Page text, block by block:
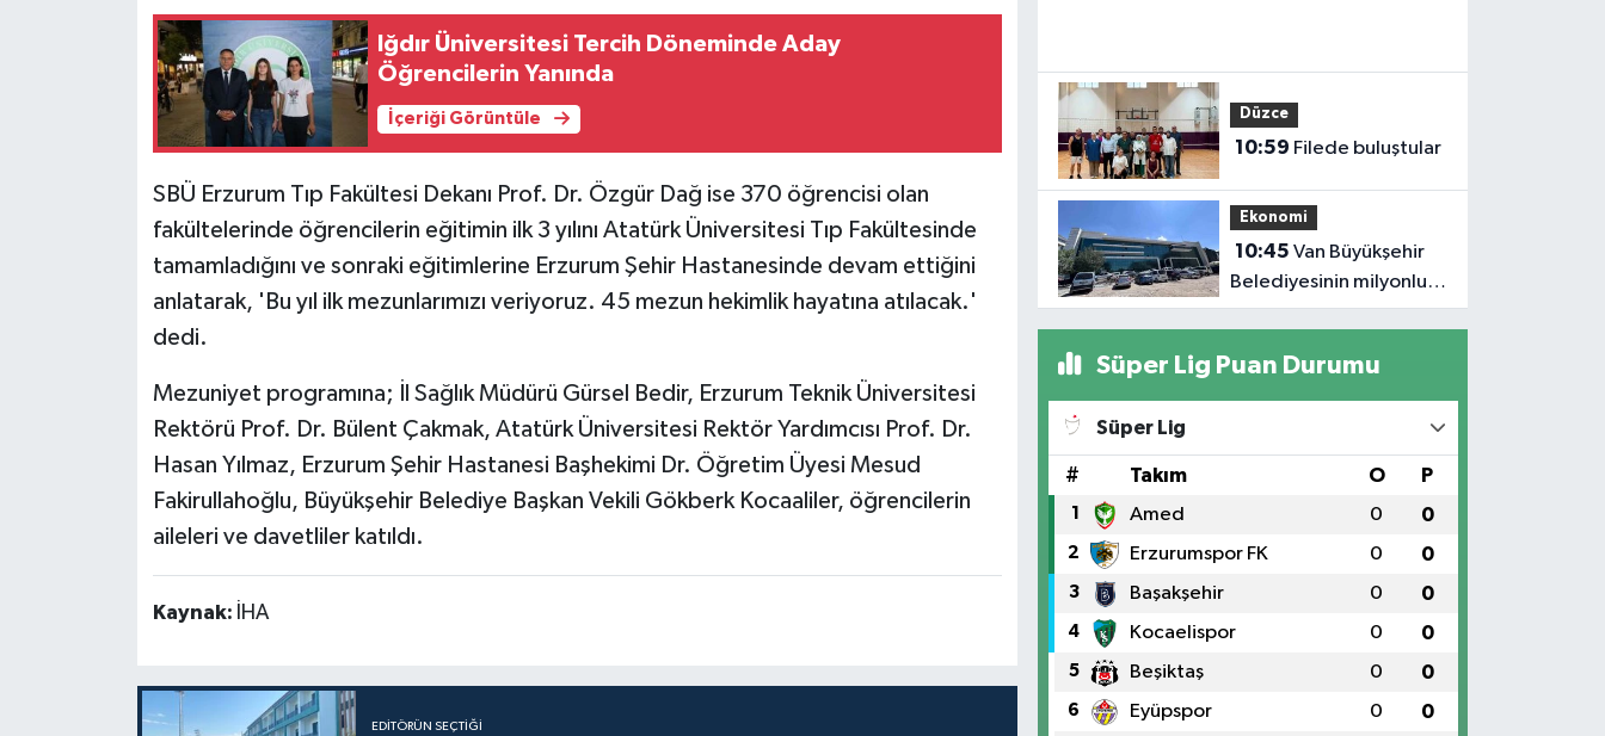
Iğdır Üniversitesi Tercih Döneminde Aday
Öğrencilerin Yanında
İçeriği Görüntüle
SBÜ Erzurum Tıp Fakültesi Dekanı Prof. Dr. Özgür Dağ ise 370 öğrencisi olan
fakültelerinde öğrencilerin eğitimin ilk 3 yılını Atatürk Üniversitesi Tıp Fakültesinde
tamamladığını ve sonraki eğitimlerine Erzurum Şehir Hastanesinde devam ettiğini
anlatarak, 'Bu yıl ilk mezunlarımızı veriyoruz. 45 mezun hekimlik hayatına atılacak.'
dedi.
Mezuniyet programına; İl Sağlık Müdürü Gürsel Bedir, Erzurum Teknik Üniversitesi
Rektörü Prof. Dr. Bülent Çakmak, Atatürk Üniversitesi Rektör Yardımcısı Prof. Dr.
Hasan Yılmaz, Erzurum Şehir Hastanesi Başhekimi Dr. Öğretim Üyesi Mesud
Fakirullahoğlu, Büyükşehir Belediye Başkan Vekili Gökberk Kocaaliler, öğrencilerin
aileleri ve davetliler katıldı.
Kaynak: İHA
EDITÖRÜN SEÇTIĞI
Düzce
10:59 Filede buluştular
Ekonomi
10:45
Belediyesinin milyonluk
yatırımı yılan hikayesine
Süper Lig Puan Durumu
Süper Lig
# Takım O P
1 Amed 0 0
2 Erzurumspor FK 0 0
3 Başakşehir 0 0
4 Kocaelispor 0 0
5 Beşiktaş 0 0
6 Eyüpspor 0 0